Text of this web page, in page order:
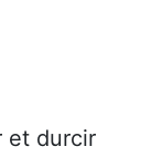
et durcir